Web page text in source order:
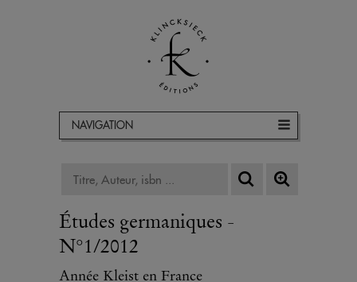
NAVIGATION
Études germaniques -
N°1/2012
Année Kleist en France